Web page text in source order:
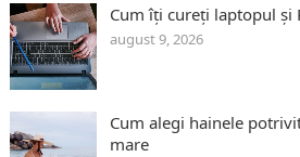
Cum îți cureți laptopul și
august 9, 2026
Cum alegi hainele
mare